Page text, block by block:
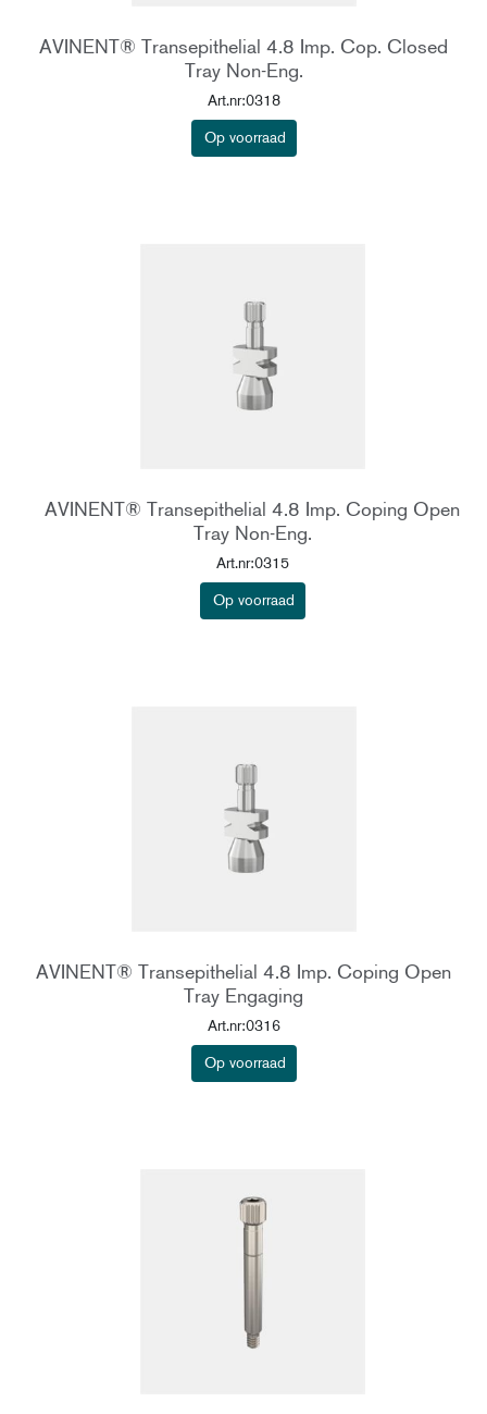
AVINENT® Transepithelial 4.8 Imp. Cop. Closed
Tray Non-Eng.
Art.nr:0318
Op voorraad
AVINENT® Transepithelial 4.8 Imp. Coping Open
Tray Non-Eng.
Art.nr:0315
Op voorraad
AVINENT® Transepithelial 4.8 Imp. Coping Open
Tray Engaging
Art.nr:0316
Op voorraad